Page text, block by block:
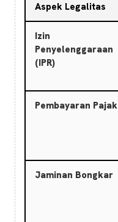
Aspek Legalitas
Izin
Penyelenggaraan
(IPR)
Pembayaran Pajak
Jaminan Bongkar